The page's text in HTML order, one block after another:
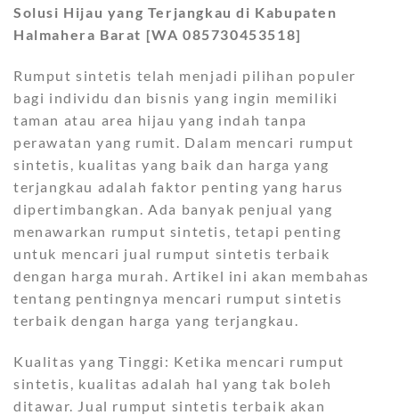
Solusi Hijau yang Terjangkau di Kabupaten
Halmahera Barat [WA 085730453518]
Rumput sintetis telah menjadi pilihan populer
bagi individu dan bisnis yang ingin memiliki
taman atau area hijau yang indah tanpa
perawatan yang rumit. Dalam mencari rumput
sintetis, kualitas yang baik dan harga yang
terjangkau adalah faktor penting yang harus
dipertimbangkan. Ada banyak penjual yang
menawarkan rumput sintetis, tetapi penting
untuk mencari jual rumput sintetis terbaik
dengan harga murah. Artikel ini akan membahas
tentang pentingnya mencari rumput sintetis
terbaik dengan harga yang terjangkau.
Kualitas yang Tinggi: Ketika mencari rumput
sintetis, kualitas adalah hal yang tak boleh
ditawar. Jual rumput sintetis terbaik akan